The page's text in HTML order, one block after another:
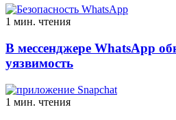
1 мин. чтения
В мессенджере WhatsApp
уязвимость
1 мин. чтения